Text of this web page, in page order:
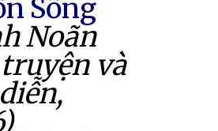
Sống
Noãn
và